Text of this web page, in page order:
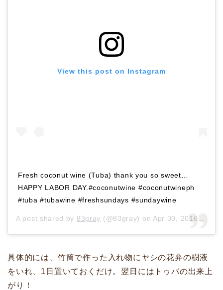
View this post on Instagram
Fresh coconut wine (Tuba) thank you so sweet…
HAPPY LABOR DAY.#coconutwine #coconutwineph
#tuba #tubawine #freshsundays #sundaywine
A post shared by 83gray (@83gray) on Apr 30, 2016 at 4:16pm PDT
具体的には、竹筒で作った入れ物にヤシの花弁の樹液
をいれ、1日置いておくだけ。翌日にはトゥバの出来上
がり！